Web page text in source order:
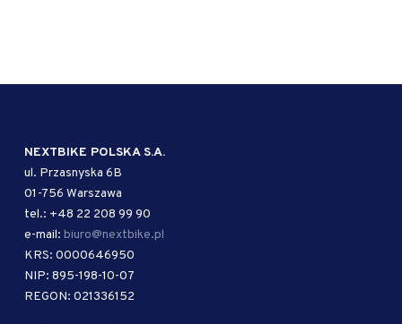
NEXTBIKE POLSKA S.A.
ul. Przasnyska 6B
01-756 Warszawa
tel.: +48 22 208 99 90
e-mail: biuro@nextbike.pl
KRS: 0000646950
NIP: 895-198-10-07
REGON: 021336152